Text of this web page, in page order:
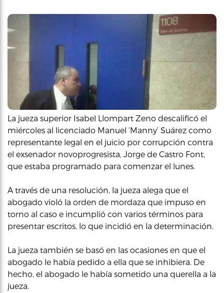
La jueza superior Isabel Llompart Zeno descalificó el
miércoles al licenciado Manuel ‘Manny’ Suárez como
representante legal en el juicio por corrupción contra
el exsenador novoprogresista, Jorge de Castro Font,
que estaba programado para comenzar el lunes.
A través de una resolución, la jueza alega que el
abogado violó la orden de mordaza que impuso en
torno al caso e incumplió con varios términos para
presentar escritos, lo que incidió en la determinación.
La jueza también se basó en las ocasiones en que el
abogado le había pedido a ella que se inhibiera. De
hecho, el abogado le había sometido una querella a la
jueza.